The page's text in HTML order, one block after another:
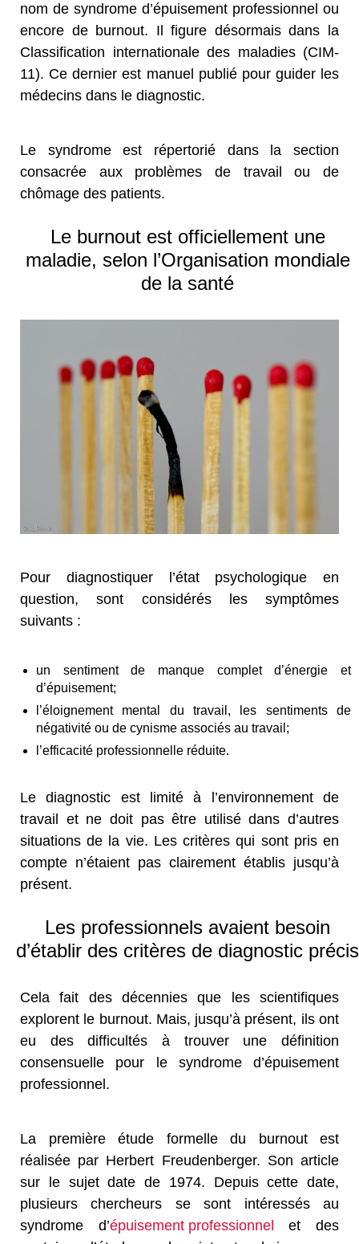
nom de syndrome d’épuisement professionnel ou
encore de burnout. Il figure désormais dans la
Classification internationale des maladies (CIM-
11). Ce dernier est manuel publié pour guider les
médecins dans le diagnostic.
Le syndrome est répertorié dans la section
consacrée aux problèmes de travail ou de
chômage des patients.
Le burnout est officiellement une
maladie, selon l’Organisation mondiale
de la santé
Pour diagnostiquer l’état psychologique en
question, sont considérés les symptômes
suivants :
un sentiment de manque complet d’énergie et
d’épuisement;
l’éloignement mental du travail, les sentiments de
négativité ou de cynisme associés au travail;
l’efficacité professionnelle réduite.
Le diagnostic est limité à l’environnement de
travail et ne doit pas être utilisé dans d’autres
situations de la vie. Les critères qui sont pris en
compte n’étaient pas clairement établis jusqu’à
présent.
Les professionnels avaient besoin
d’établir des critères de diagnostic précis
Cela fait des décennies que les scientifiques
explorent le burnout. Mais, jusqu’à présent, ils ont
eu des difficultés à trouver une définition
consensuelle pour le syndrome d’épuisement
professionnel.
La première étude formelle du burnout est
réalisée par Herbert Freudenberger. Son article
sur le sujet date de 1974. Depuis cette date,
plusieurs chercheurs se sont intéressés au
syndrome d’épuisement professionnel
et des